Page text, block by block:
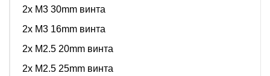
2x M3 30mm винта
2x M3 16mm винта
2x M2.5 20mm винта
2x M2.5 25mm винта